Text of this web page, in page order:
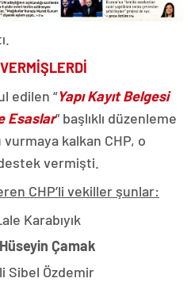
edilen “Yapı Kayıt Belgesi
Esaslar” başlıklı düzenleme
kalkan CHP, o
vermişti.
CHP’li vekiller şunlar:
Karabıyık
Çamak
Sibel Özdemir